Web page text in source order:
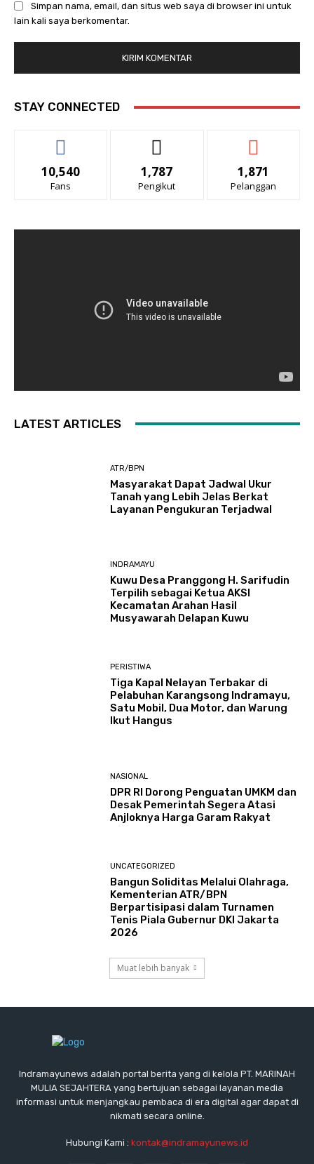
Simpan nama, email, dan situs web saya di browser ini untuk
lain kali saya berkomentar.
STAY CONNECTED
10,540
Fans
1,787
Pengikut
1,871
Pelanggan
LATEST ARTICLES
ATR/BPN
Masyarakat Dapat Jadwal Ukur
Tanah yang Lebih Jelas Berkat
Layanan Pengukuran Terjadwal
INDRAMAYU
Kuwu Desa Pranggong H. Sarifudin
Terpilih sebagai Ketua AKSI
Kecamatan Arahan Hasil
Musyawarah Delapan Kuwu
PERISTIWA
Tiga Kapal Nelayan Terbakar di
Pelabuhan Karangsong Indramayu,
Satu Mobil, Dua Motor, dan Warung
Ikut Hangus
NASIONAL
DPR RI Dorong Penguatan UMKM dan
Desak Pemerintah Segera Atasi
Anjloknya Harga Garam Rakyat
UNCATEGORIZED
Bangun Soliditas Melalui Olahraga,
Kementerian ATR/BPN
Berpartisipasi dalam Turnamen
Tenis Piala Gubernur DKI Jakarta
2026
Muat lebih banyak
Indramayunews adalah portal berita yang di kelola PT. MARINAH
MULIA SEJAHTERA yang bertujuan sebagai layanan media
informasi untuk menjangkau pembaca di era digital agar dapat di
nikmati secara online.
Hubungi Kami : kontak@indramayunews.id